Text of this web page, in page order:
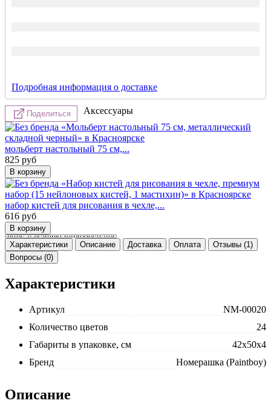
Подробная информация о доставке
Поделиться Аксессуары
мольберт настольный 75 см,...
825 руб
набор кистей для рисования в чехле,...
616 руб
Характеристики Описание Доставка Оплата
Отзывы (1)
Вопросы (0)
Характеристики
Артикул
NM-00020
Количество цветов
24
Габариты в упаковке, см
42x50x4
Бренд
Номерашка (Paintboy)
Описание